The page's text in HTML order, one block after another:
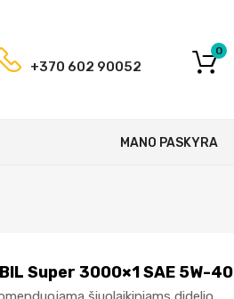
+370 602 90052
0
MANO PASKYRA
Super 3000×1 SAE 5W-40